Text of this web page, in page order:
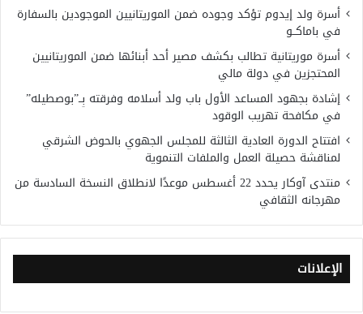
أسرة ولد إيدوم تؤكد وجوده ضمن الموريتانيين الموجودين بالسفارة
في باماكــو
أسرة موريتانية تطالب بكشف مصير أحد أبنائها ضمن الموريتانيين
المحتجزين في دولة مالي
إشادة بجهود المساعد الأول باب ولد أسلامه وفرقته بِــ”بوصطيله”
في مكافحة تهريب الوقود
افتتاح الدورة العادية الثالثة للمجلس الجهوي بالحوض الشرقي
لمناقشة حصيلة العمل والملفات التنموية
منتدى آوكار يحدد 22 أغسطس موعدًا لانطلاق النسخة السادسة من
مهرجانه الثقافي
الإعلانات